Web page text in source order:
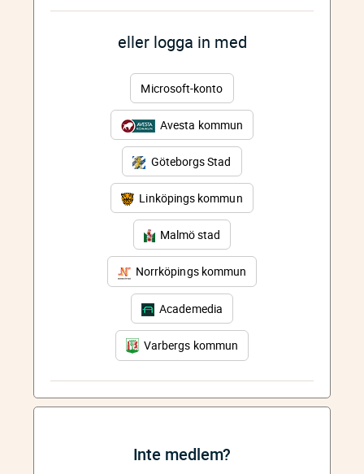
eller logga in med
Microsoft-konto
Avesta kommun
Göteborgs Stad
Linköpings kommun
Malmö stad
Norrköpings kommun
Academedia
Varbergs kommun
Inte medlem?